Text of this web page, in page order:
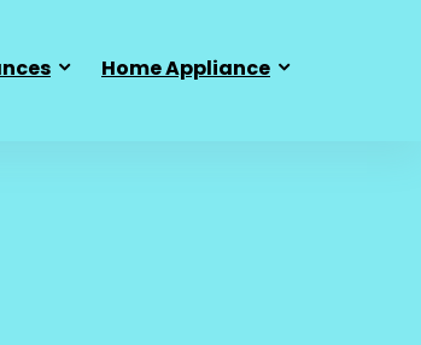
Home Appliance